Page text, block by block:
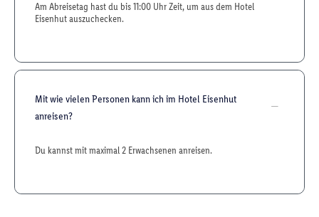
Am Abreisetag hast du bis 11:00 Uhr Zeit, um aus dem Hotel
Eisenhut auszuchecken.
Mit wie vielen Personen kann ich im Hotel Eisenhut
anreisen?
Du kannst mit maximal 2 Erwachsenen anreisen.